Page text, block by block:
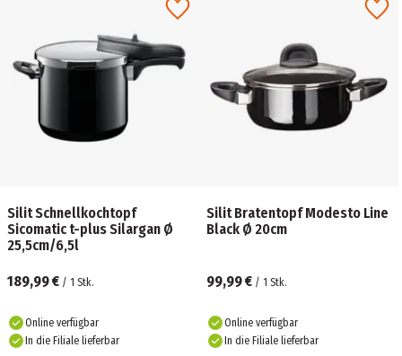
Silit Schnellkochtopf
Sicomatic t-plus Silargan Ø
25,5cm/6,5l
189,99 € / 1 Stk.
Online verfügbar
In die Filiale lieferbar
Silit Bratentopf Modesto Line
Black Ø 20cm
99,99 € / 1 Stk.
Online verfügbar
In die Filiale lieferbar